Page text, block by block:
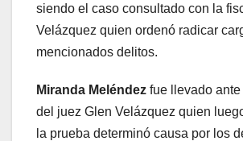
siendo el caso consultado con la
Velázquez quien ordenó radicar
mencionados delitos.
Miranda Meléndez fue llevado
del juez Glen Velázquez quien
la prueba determinó causa por los